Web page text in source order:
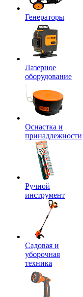
Генераторы
Лазерное
оборудование
Оснастка и
принадлежности
Ручной
инструмент
Садовая и
уборочная
техника